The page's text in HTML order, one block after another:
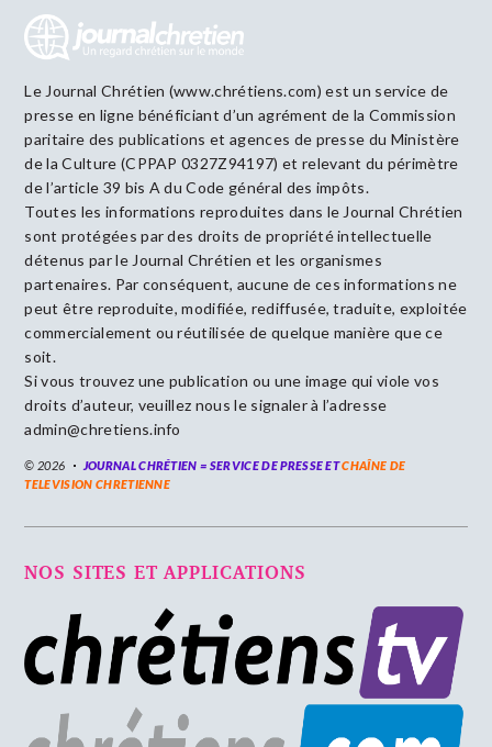
Le Journal Chrétien (www.chrétiens.com) est un service de
presse en ligne bénéficiant d’un agrément de la Commission
paritaire des publications et agences de presse du Ministère
de la Culture (CPPAP 0327Z94197) et relevant du périmètre
de l’article 39 bis A du Code général des impôts.
Toutes les informations reproduites dans le Journal Chrétien
sont protégées par des droits de propriété intellectuelle
détenus par le Journal Chrétien et les organismes
partenaires. Par conséquent, aucune de ces informations ne
peut être reproduite, modifiée, rediffusée, traduite, exploitée
commercialement ou réutilisée de quelque manière que ce
soit.
Si vous trouvez une publication ou une image qui viole vos
droits d’auteur, veuillez nous le signaler à l’adresse
admin@chretiens.info
© 2026 JOURNAL CHRÉTIEN = SERVICE DE PRESSE ETCHAÎNE DE
TELEVISION CHRETIENNE
NOS SITES ET APPLICATIONS